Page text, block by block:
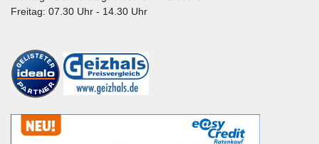
Freitag: 07.30 Uhr - 14.30 Uhr